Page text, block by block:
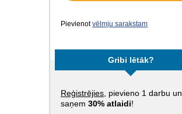
Pievienotvēlmju sarakstam
Gribi lētāk?
Reģistrējies , pievieno 1 darbu un
saņem 30% atlaidi!